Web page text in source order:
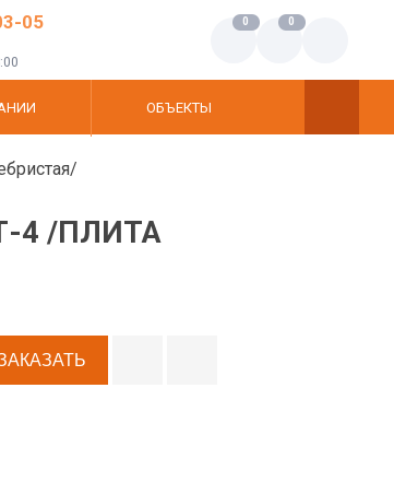
05 0 0
ОБЪЕКТЫ
4 /ПЛИТА